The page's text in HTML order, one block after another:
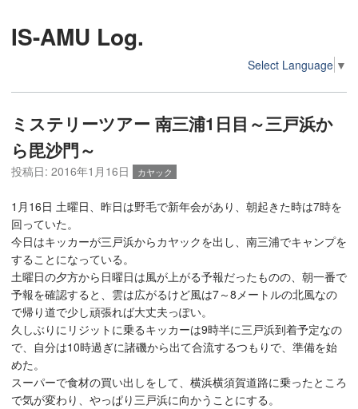
IS-AMU Log.
Select Language ▼
ミステリーツアー 南三浦1日目～三戸浜か
ら毘沙門～
投稿日: 2016年1月16日 カヤック
1月16日 土曜日、昨日は野毛で新年会があり、朝起きた時は7時を
回っていた。
今日はキッカーが三戸浜からカヤックを出し、南三浦でキャンプを
することになっている。
土曜日の夕方から日曜日は風が上がる予報だったものの、朝一番で
予報を確認すると、雲は広がるけど風は7～8メートルの北風なの
で帰り道で少し頑張れば大丈夫っぽい。
久しぶりにリジットに乗るキッカーは9時半に三戸浜到着予定なの
で、自分は10時過ぎに諸磯から出て合流するつもりで、準備を始
めた。
スーパーで食材の買い出しをして、横浜横須賀道路に乗ったところ
で気が変わり、やっぱり三戸浜に向かうことにする。